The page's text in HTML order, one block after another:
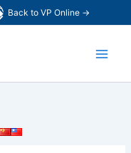
Back to VP Online →